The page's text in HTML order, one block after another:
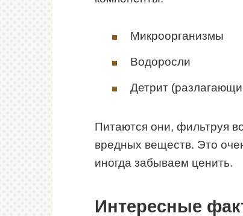
Микроорганизмы
Водоросли
Детрит
Питаются они, фильтруя
вредных веществ. Это
иногда забываем ценить.
Интересные